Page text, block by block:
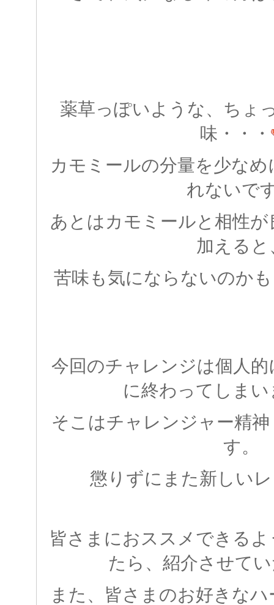
薬草っぽいような、ちょ
味・・・
カモミールの分量を少な
れないで
あとはカモミールと相性
加えると
苦味も気にならないのか
今回のチャレンジは個人
に終わってしま
そこはチャレンジャー精
す。
懲りずにまた新しい
皆さまにおススメできる
たら、紹介させて
また、皆さまのお好きな